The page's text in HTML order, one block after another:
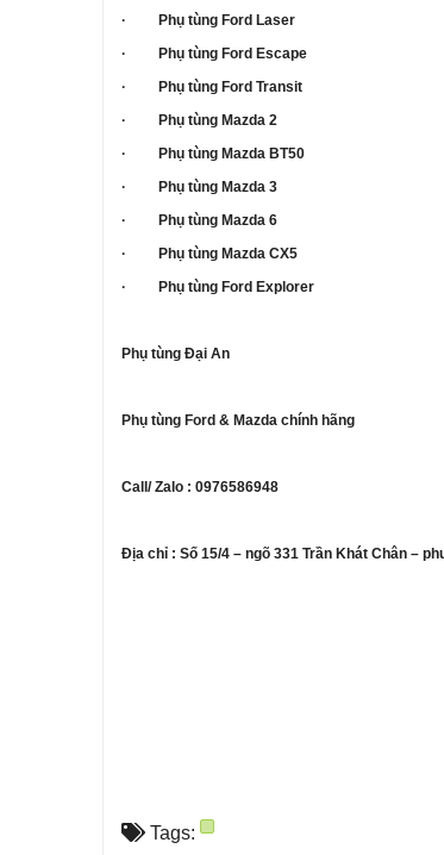
· Phụ tùng Ford Laser
· Phụ tùng Ford Escape
· Phụ tùng Ford Transit
· Phụ tùng Mazda 2
· Phụ tùng Mazda BT50
· Phụ tùng Mazda 3
· Phụ tùng Mazda 6
· Phụ tùng Mazda CX5
· Phụ tùng Ford Explorer
Phụ tùng Đại An
Phụ tùng Ford & Mazda chính hãng
Call/ Zalo : 0976586948
Địa chỉ : Số 15/4 – ngõ 331 Trần Khát Chân –
Tags: